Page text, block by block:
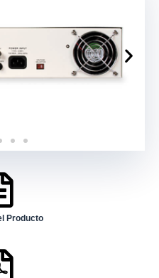
Producto